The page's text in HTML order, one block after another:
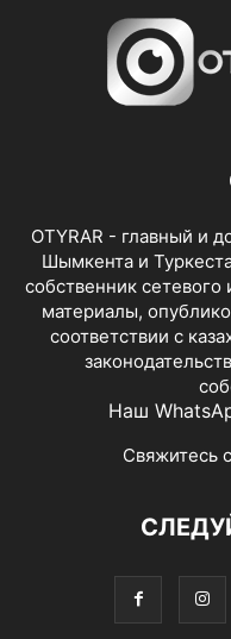
OTYRAR - главный и
Шымкента и
собственник
материалы,
соответствии с
Наш
Свяжитесь